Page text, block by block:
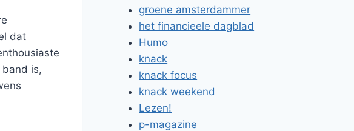
dat
is,
groene amsterdammer
het financieele dagblad
Humo
knack
knack focus
knack weekend
Lezen!
p-magazine